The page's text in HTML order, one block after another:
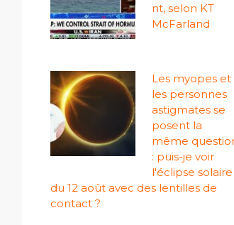
nt, selon KT
McFarland
Les myopes et
les personnes
astigmates se
posent la
même
: puis-je voir
l'éclipse solaire
du 12 août avec des lentilles de
contact ?